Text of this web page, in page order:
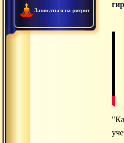
Записаться на ритрит